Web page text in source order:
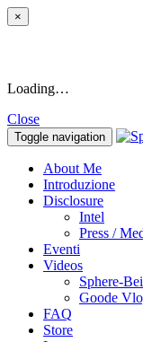
×
Loading…
Close
Toggle navigation
About Me
Introduzione
Disclosure
Intel
Press /
Eventi
Videos
Sphere-
Goode
FAQ
Store